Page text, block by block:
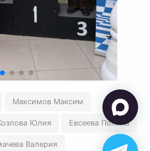
Максимов Максим
Юлия Евсеева Полина
Валерия